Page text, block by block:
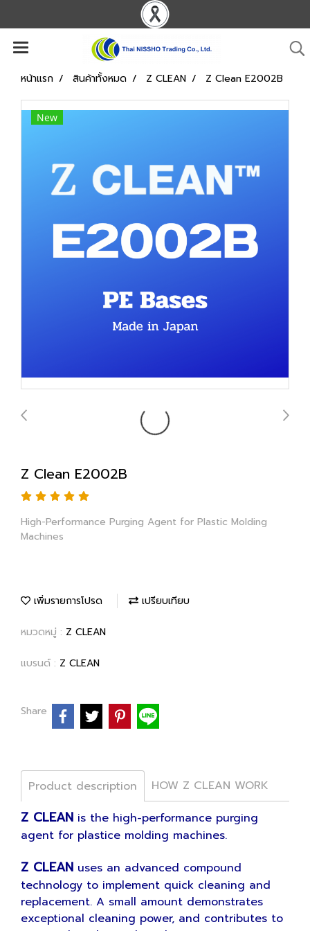
หน้าแรก สินค้าทั้งหมด Z CLEAN Z Clean E2002B
New
Z Clean E2002B
High-Performance Purging Agent for Plastic Molding
Machines
เพิ่มรายการโปรด เปรียบเทียบ
หมวดหมู่ : Z CLEAN
แบรนด์ : Z CLEAN
Share
Product description HOW Z CLEAN WORK
Z CLEAN is the high-performance purging
agent for plastice molding machines.
Z CLEAN uses an advanced compound
technology to implement quick cleaning and
replacement. A small amount demonstrates
exceptional cleaning power, and contributes to